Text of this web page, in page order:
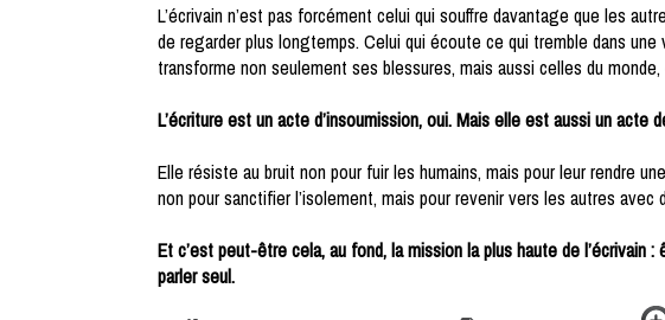
L’écrivain n’est pas forcément celui qui souffre davantage que les
de regarder plus longtemps. Celui qui écoute ce qui tremble dans
transforme non seulement ses blessures, mais aussi celles du
L’écriture est un acte d’insoumission, oui. Mais elle est aussi un acte
Elle résiste au bruit non pour fuir les humains, mais pour leur rendre
non pour sanctifier l’isolement, mais pour revenir vers les autres
Et c’est peut-être cela, au fond, la mission la plus haute de l’écrivain
parler seul.